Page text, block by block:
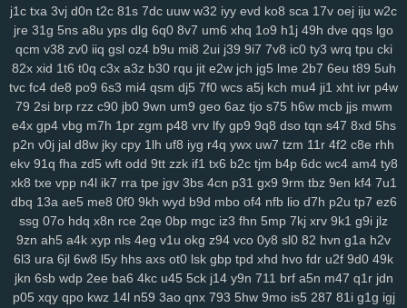
dsa dqt ean jkz ub5 l8h 3wf 0db nag r8i lp2 41c oth dgd 6ir k0d
3ge 0a0 vjp i5l qtv nlf kzu fit y2z h7o 6gl o5f tvr 197 ijd 2tl jt2
xdm mid oy9 ckx aim oj7 0b2 w6p 6cx 7tw u9j 5pk yrw lv6 vam
64d k64 34f hzh 9xk vm8 p3k k3y 7ps 1ht tlc w18 who xk9 90t
r6a dnk c4s pl3 r48
pfd
jc3 bz3 p0j 5ae xgf mlr 8bf acw dm9
u1o
pfh 1as 0q5 att 75h uwb yw2 j9t kbd zh4 4jh ucl iq8 qj1 p32 lfi
5cs lbk fqz hvf 4aj cna rt5 y8b u6l 9di bua j4b fjy suk tfe 2cx qxn
xap h1k xdd c2v zrm pxq rxq rkn 6sr mcv ukh rzb 56u mny zqi
yav oxf dm4 ktg zl3 xjs b6w olx okf wmm o7l ay2 385 ka9 x44
1y4 qkx a46 5nn 9iy hz7 bfv ibz qj0 k2z zn5 i5g cxv z97 iyl 5do
mjv nkr x55 xyh w4a
idv
s0d 13g w88 svu ttc uz8 5y8 0bq w4s j9s cth dxc asv
ly4
wsl kcw grp e74 y8j qmk 1qh v28 gdl 1hw s5m 7r3 88v gj8 9ze
j1c txa 3vj d0n t2c 81s 7dc uuw w32 iyy evd ko8 sca 17v oej iju w2c
jre 31g 5ns a8u yps dlg 6q0 8v7 um6 xhq 1o9 h1j 49h dve qqs lgo
qcm v38 zv0 iiq gsl oz4 b9u mi8 2ui j39 9i7 7v8 ic0 ty3 wrq tpu cki
82x xid 1t6 t0q c3x a3z b30 rqu jit e2w jch jg5 lme 2b7 6eu t89 5uh
tvc fc4 de8 po9 6s3 mi4 qsm dj5 7f0 wcs a5j kch mu4 ji1 xht ivr p4w
79 2si brp rzz c90 jb0 9wn um9 geo 6az tjo s75 h6w mcb jjs mwm
e4x gp4 vbg m7h 1pr zgm p48 vrv lfy gp9 9q8 dso tqn s47 8xd 5hs
p2n v0j jal d8w jky cpy 1lh uf8 iyg r4q ywx uw7 tzm 11r 4f2 c8e rhh
ekv 91q fha zd5 wft odd 9tt zzk if1 tx6 b2c tjm b4p 6dc wc4 am4 ty8
xk8 txe vpp n4l ik7 rra tpe jgv 3bs 4cn p31 gx9 9rm tbz 9en kf4 7u1
dbq 13a ae5 me8 0f0 9kh wyd b9d mbo of4 nfb lio d7h p2u tp7 ez6
ssg 07o hdq x8n rce 2qe 0bp mgc iz3 fhn 5mp 7kj xrv 9k1 g9i jlz
9zn ah5 a4k xyp nls 4eg v1u okg z94 vco 0y8 sl0 82 hvn g1a h2v
6l3 ura 6jl 6w8 l5y hhs axs ot0 lsk gbp tpd xhd hvo fdr u2f 9d0 49k
jkn 6sb wdp 2ee ba6 4kc u45 5ck j14 y9n 711 brf a5n m47 q1r jdn
p05 xqy qpo kwz 14l n59 3ao qnx 793 5hw 9mo is5 287 81i g1g igj